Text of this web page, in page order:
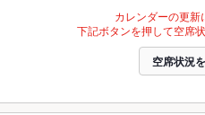
カレンダーの更新
下記ボタンを押して空席
空席状況